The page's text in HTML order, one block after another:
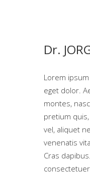
Dr.
Lorem
eget dolor.
montes,
pretium
vel, aliquet
venenatis
Cras